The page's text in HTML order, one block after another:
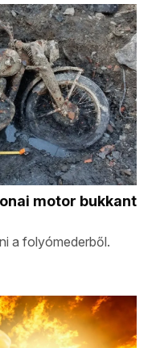
motor bukkant
a folyómederből.